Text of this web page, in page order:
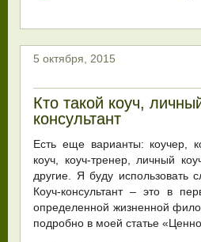
5 октября, 2015
Кто такой коуч,
консультант
Есть еще варианты: коучер,
коуч, коуч-тренер, личный
другие. Я буду использовать
Коуч-консультант – это в
определенной жизненной
подробно в моей статье